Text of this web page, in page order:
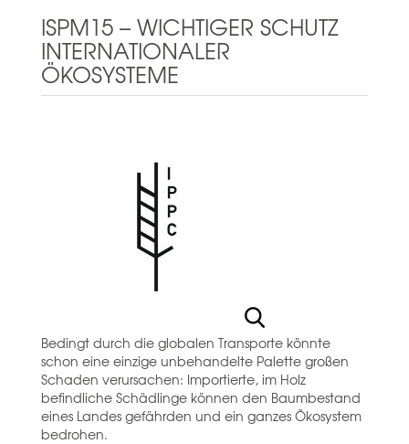
ISPM15 – WICHTIGER SCHUTZ
INTERNATIONALER
ÖKOSYSTEME
Bedingt durch die globalen Transporte könnte
schon eine einzige unbehandelte Palette großen
Schaden verursachen: Importierte, im Holz
befindliche Schädlinge können den Baumbestand
eines Landes gefährden und ein ganzes Ökosystem
bedrohen.